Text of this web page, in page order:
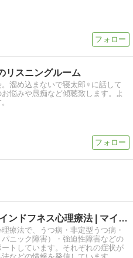
リスニングルーム
溜め込まないで寝太郎♀に話して
悩みや愚痴など傾聴致します。よ
うつ病を治すマインドフネス心理療法 | マインドフルメイト
療法で、うつ病・非定型うつ病・
ニック障害）・強迫性障害などの
トしています。それぞれの症状が